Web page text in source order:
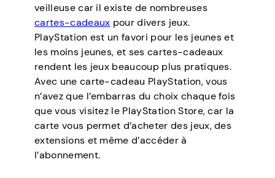
veilleuse car il existe de nombreuses
cartes-cadeaux pour divers jeux.
PlayStation est un favori pour les jeunes et
les moins jeunes, et ses cartes-cadeaux
rendent les jeux beaucoup plus pratiques.
Avec une carte-cadeau PlayStation, vous
n’avez que l’embarras du choix chaque fois
que vous visitez le PlayStation Store, car la
carte vous permet d’acheter des jeux, des
extensions et même d’accéder à
l’abonnement.